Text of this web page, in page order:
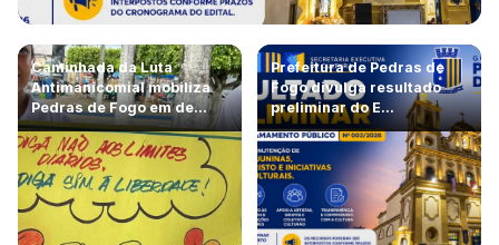
Caminhada da Luta
Antimanicomial mobiliza
Pedras de Fogo em de...
Prefeitura de Pedras de
Fogo divulga resultado
preliminar do E...